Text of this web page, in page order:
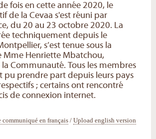
fois en cette année 2020, le
de la Cevaa s'est réuni par
du 20 au 23 octobre 2020. La
techniquement depuis le
s’est tenue sous la
Mme Henriette Mbatchou,
Communauté. Tous les membres
pu prendre part depuis leurs pays
; certains ont rencontré
de connexion internet.
communiqué en français/ Upload english version